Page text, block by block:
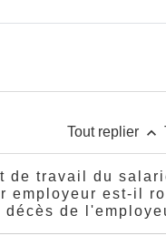
Tout replier keyboard_arrow_up
de travail du
employeur est-il
décès de